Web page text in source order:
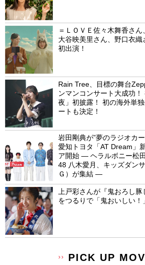
＝ＬＯＶＥ佐々木舞香さん
大谷映美里さん、野口衣
初出演！
Rain Tree、目標の舞台
ンマンコンサート大成功
夜」初披露！ 初の海外単
ートも決定！
岩田剛典が”夢のラジオカ
愛知トヨタ「AT Dream」
ア開始 ― ヘラルボニー松
48 八木愛月、キッズダン
Ｇ）が集結 ―
上戸彩さんが『鬼おろし
をつるりで「鬼おいしい！」
PICK UP